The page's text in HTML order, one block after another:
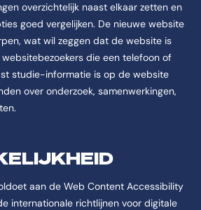
overzichtelijk naast elkaar zetten en
goed vergelijken. De nieuwe website
wat wil zeggen dat de website is
die een telefoon of
studie-informatie is op de website
over onderzoek, samenwerkingen,
aan de Web Content Accessibility
internationale richtlijnen voor digitale